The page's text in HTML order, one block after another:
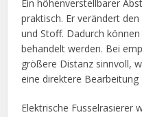
Ein höhenverstellbarer
praktisch. Er verändert
und Stoff. Dadurch
behandelt werden. Bei
größere Distanz sinnvoll,
eine direktere Bearbeitung
Elektrische Fusselrasierer